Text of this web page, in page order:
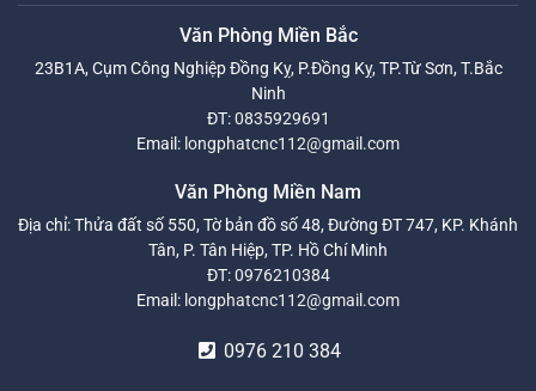
Văn Phòng Miền Bắc
23B1A, Cụm Công Nghiệp Đồng Kỵ, P.Đồng Kỵ, TP.Từ Sơn, T.Bắc
Ninh
ĐT:0835929691
Email: longphatcnc112@gmail.com
Văn Phòng Miền Nam
Địa chỉ: Thửa đất số 550, Tờ bản đồ số 48, Đường ĐT 747, KP. Khánh
Tân, P. Tân Hiệp, TP. Hồ Chí Minh
ĐT:0976210384
Email: longphatcnc112@gmail.com
0976 210 384